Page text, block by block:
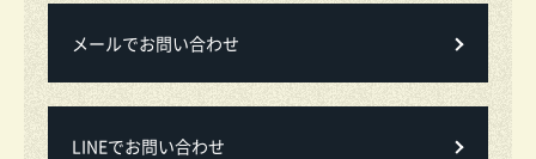
メールでお問い合わせ
LINEでお問い合わせ